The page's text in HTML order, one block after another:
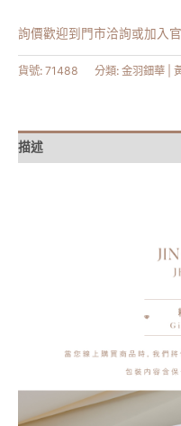
詢價歡迎到門市洽詢或加入
貨號: 71488 分類: 金羽鈿華 |
描述